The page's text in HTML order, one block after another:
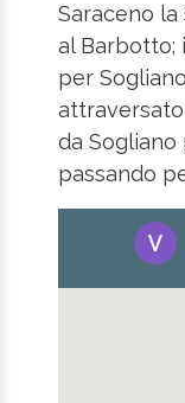
Saraceno
al Barbotto;
per
da Sogliano
passando